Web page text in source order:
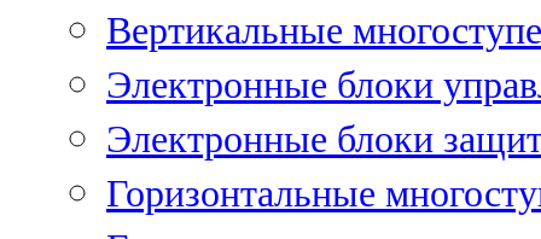
Вертикальные
Электронные блоки
Электронные блоки
Горизонтальные